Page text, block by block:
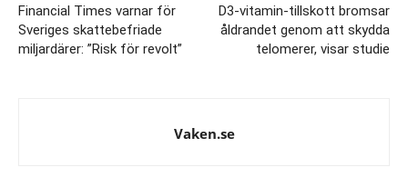
Financial Times varnar för
Sveriges skattebefriade
miljardärer: ”Risk för revolt”
D3-vitamin-tillskott bromsar
åldrandet genom att skydda
telomerer, visar studie
Vaken.se